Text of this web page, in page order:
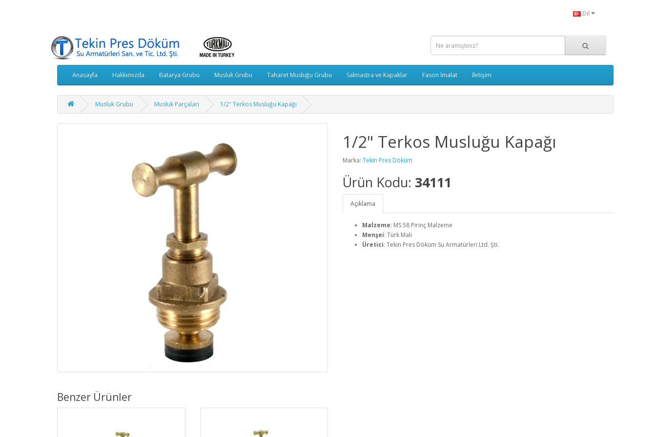
Dil
Anasayfa Hakkımızda Batarya Grubu Musluk Grubu Taharet Musluğu Grubu Salmastra ve Kapaklar Fason İmalat İletişim
Musluk Grubu Musluk Parçaları 1/2" Terkos Musluğu Kapağı
1/2" Terkos Musluğu Kapağı
Marka: Tekin Pres Döküm
Ürün Kodu: 34111
Açıklama
Malzeme: MS 58 Pirinç Malzeme
Menşei: Türk Malı
Üretici: Tekin Pres Döküm Su Armatürleri Ltd. Şti.
Benzer Ürünler